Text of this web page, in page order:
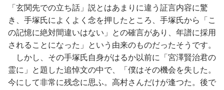
「玄関先での立ち話」説とはあまりに違う証言内容に驚
き、手塚氏によくよく念を押したところ、手塚氏から「こ
の記憶に絶対間違いはない」との確言があり、年譜に採用
されることになった」という由来のものだったそうです。
しかし、その手塚氏自身がはるか以前に「宮澤賢治君の
霊に」と題した追悼文の中で、「僕はその機会を失した。
今にして非常に残念に思ふ。高村さんだけが逢つた。後で